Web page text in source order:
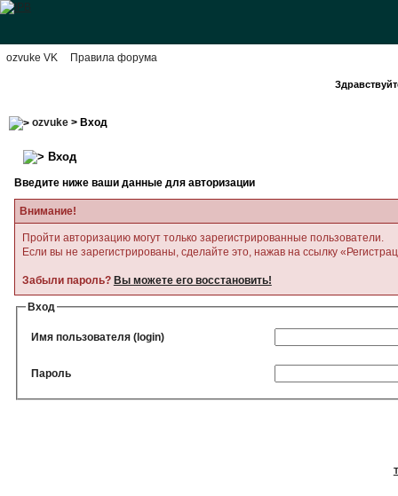
ozvuke VK Правила форума
ozvuke> Вход
Вход
Введите ниже ваши данные для авторизации
Внимание!
Пройти авторизацию могут только зарегистрированные пользователи.
Если вы не зарегистрированы, сделайте это, нажав на ссылку
Забыли пароль? Вы можете его восстановить!
Вход
Имя пользователя (login)
Пароль